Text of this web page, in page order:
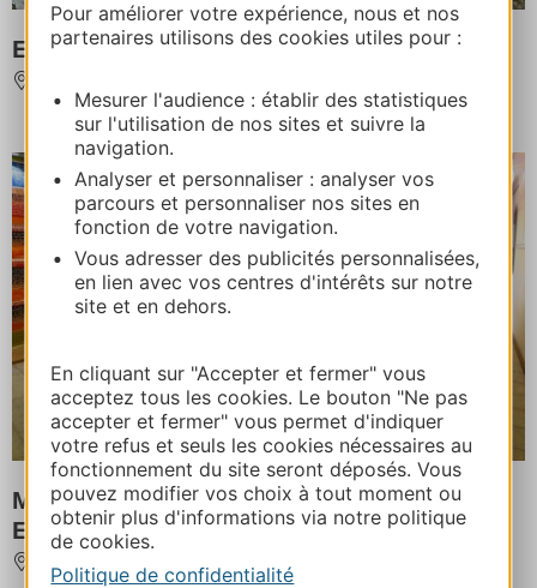
Pour améliorer votre expérience, nous et nos
partenaires utilisons des cookies utiles pour :
Mesurer l'audience : établir des statistiques
sur l'utilisation de nos sites et suivre la
navigation.
Analyser et personnaliser : analyser vos
parcours et personnaliser nos sites en
fonction de votre navigation.
Vous adresser des publicités personnalisées,
en lien avec vos centres d'intérêts sur notre
site et en dehors.
En cliquant sur "Accepter et fermer" vous
acceptez tous les cookies. Le bouton "Ne pas
accepter et fermer" vous permet d'indiquer
votre refus et seuls les cookies nécessaires au
fonctionnement du site seront déposés. Vous
pouvez modifier vos choix à tout moment ou
obtenir plus d'informations via notre politique
de cookies.
Politique de confidentialité
ESPACE PRÉHISTOIRE DE LABASTIDE
MILLARIS - CENTRE D'INTERPRETATION
ET DE DECOUVERTE
GEDRE